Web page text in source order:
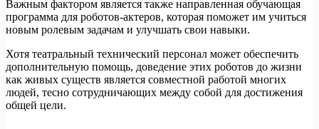
Важным фактором является также направленная обучающая
программа для роботов-актеров, которая поможет им учиться
новым ролевым задачам и улучшать свои навыки.
Хотя театральный технический персонал может обеспечить
дополнительную помощь, доведение этих роботов до жизни
как живых существ является совместной работой многих
людей, тесно сотрудничающих между собой для достижения
общей цели.